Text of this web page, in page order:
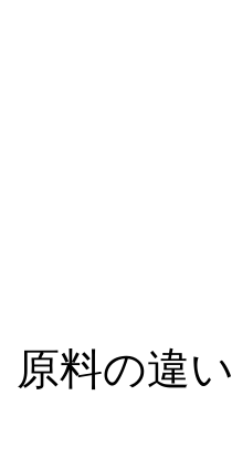
原料の違